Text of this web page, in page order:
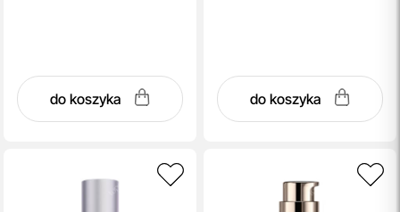
do koszyka do koszyka